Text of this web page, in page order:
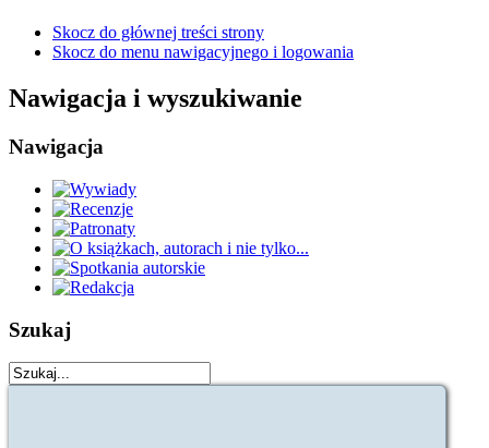
Skocz do głównej treści strony
Skocz do menu nawigacyjnego i logowania
Nawigacja i wyszukiwanie
Nawigacja
Szukaj